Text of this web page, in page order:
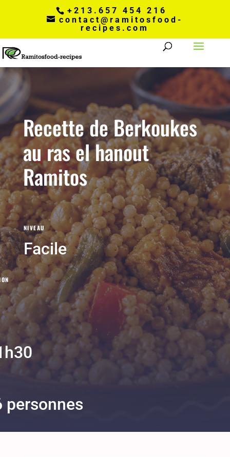
+213.657 454 216
contact@ramitosfood-
recipes.com
Recette de Berkoukes
au ras el hanout
Ramitos
NIVEAU
Facile
personnes